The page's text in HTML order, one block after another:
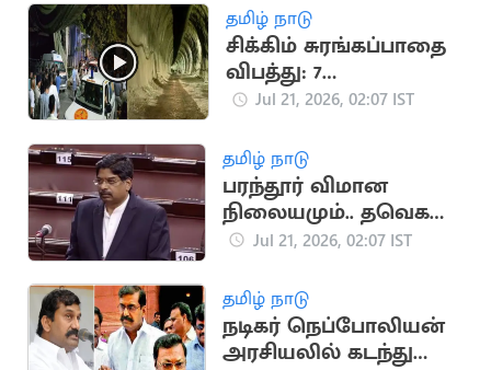
தமிழ் நாடு
சிக்கிம் சுரங்கப்பாதை
விபத்து: 7
தொழிலாளர்கள்
Jul 21, 2026, 02:07 IST
தமிழ் நாடு
பரந்தூர் விமான
நிலையமும்.. தவெக
அரசின் நிலைப்பாடும்
Jul 21, 2026, 02:07 IST
தமிழ் நாடு
நடிகர் நெப்போலியன்
அரசியலில் கடந்து